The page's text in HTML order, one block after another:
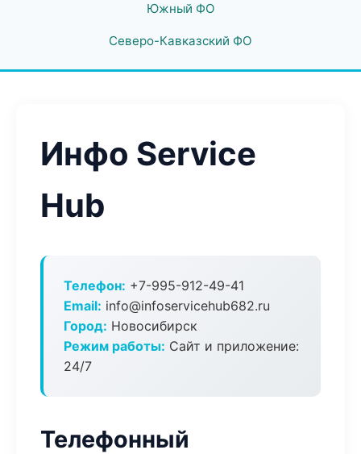
Южный ФО
Северо-Кавказский ФО
Инфо Service
Hub
Телефон: +7-995-912-49-41
Email: info@infoservicehub682.ru
Город: Новосибирск
Режим работы: Сайт и приложение:
24/7
Телефонный